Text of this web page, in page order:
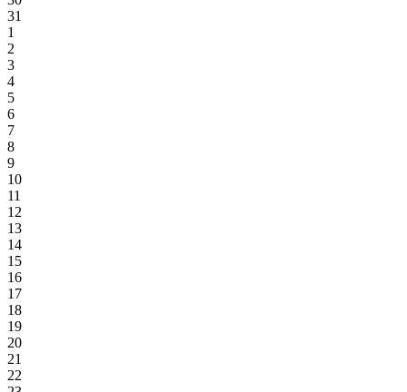
31
1
2
3
4
5
6
7
8
9
10
11
12
13
14
15
16
17
18
19
20
21
22